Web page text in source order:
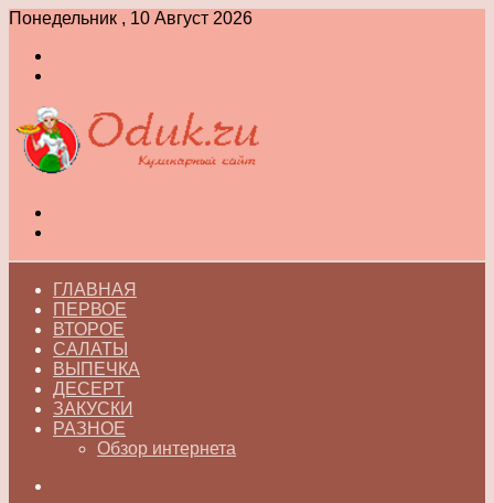
Понедельник , 10 Август 2026
ГЛАВНАЯ
ПЕРВОЕ
ВТОРОЕ
САЛАТЫ
ВЫПЕЧКА
ДЕСЕРТ
ЗАКУСКИ
РАЗНОЕ
Обзор интернета